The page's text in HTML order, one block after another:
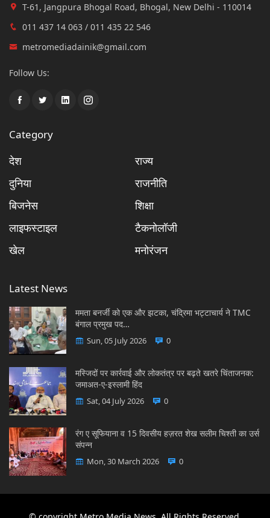
T-61, Jangpura Bhogal Road, Bhogal, New Delhi - 110014
011 437 14 063 / 011 435 22 546
metromediadainik@gmail.com
Follow Us:
Category
देश
राज्य
दुनिया
राजनीति
बिजनेस
शिक्षा
लाइफस्टाइल
टैकनोलॉजी
खेल
मनोरंजन
Latest News
ममता बनर्जी को एक और झटका, चंद्रिमा भट्टाचार्य ने TMC
बंगाल प्रमुख पद…
Sun, 05 July 2026 0
मस्जिदों पर कार्रवाई और लोकतंत्र पर बढ़ते खतरे चिंताजनक:
जमाअत-ए-इस्लामी हिंद
Sat, 04 July 2026 0
रंग ए सूफियाना व 15 दिवसीय हज़रत शेख सलीम चिश्ती का उर्स
संपन्न
Mon, 30 March 2026 0